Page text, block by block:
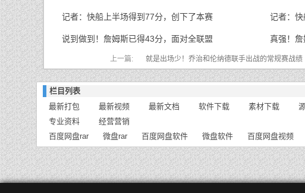
记者：快船上半场得到77分，创下了本赛 记者：
说到做到！詹姆斯已得43分，面对全联盟 真强！
上一篇:
就是出场少！乔治和伦纳德联手出战的常规赛战绩
为71胜28负
栏目列表
最新打包
最新视频 最新文档 软件下载 素材下载
专业资料
经营营销
百度网盘rar
微盘rar 百度网盘软件 微盘软件 百度网盘视频